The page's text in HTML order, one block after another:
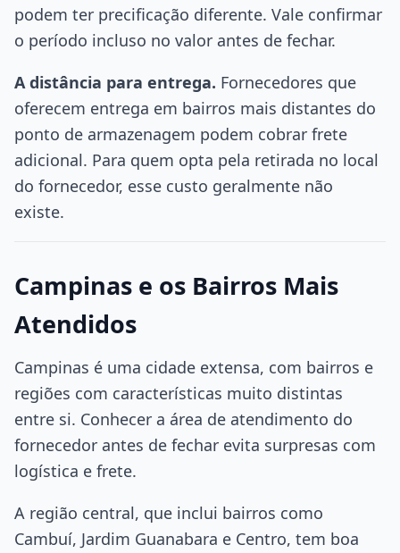
podem ter precificação diferente. Vale confirmar
o período incluso no valor antes de fechar.
A distância para entrega. Fornecedores que
oferecem entrega em bairros mais distantes do
ponto de armazenagem podem cobrar frete
adicional. Para quem opta pela retirada no local
do fornecedor, esse custo geralmente não
existe.
Campinas e os Bairros Mais
Atendidos
Campinas é uma cidade extensa, com bairros e
regiões com características muito distintas
entre si. Conhecer a área de atendimento do
fornecedor antes de fechar evita surpresas com
logística e frete.
A região central, que inclui bairros como
Cambuí, Jardim Guanabara e Centro, tem boa